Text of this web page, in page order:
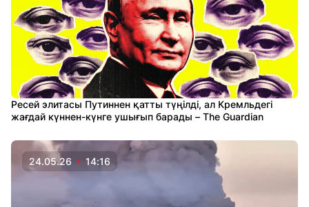
Ресей элитасы Путиннен қатты түңілді, ал Кремльдегі
жағдай күннен-күнге ушығып барады – The Guardian
24.05.26 14:16